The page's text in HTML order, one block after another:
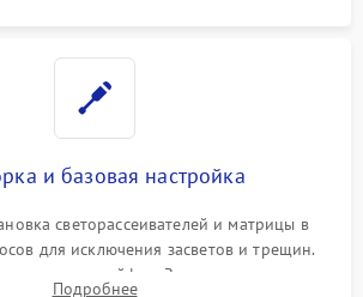
и базовая настройка
светорассеивателей и матрицы в
для исключения засветов и трещин.
шлейфов. Закрытие корпуса.
Подробнее